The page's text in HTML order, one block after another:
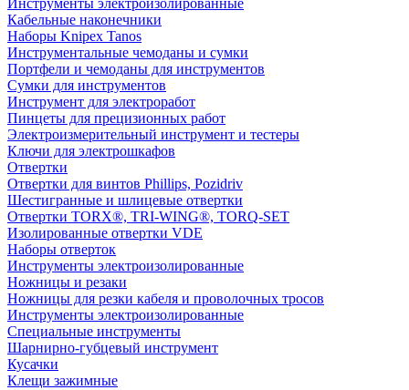
Инструменты электроизолированные
Кабельные наконечники
Наборы Knipex Tanos
Инструментальные чемоданы и сумки
Портфели и чемоданы для инструментов
Сумки для инструментов
Инструмент для электроработ
Пинцеты для прецизионных работ
Электроизмерительный инструмент и тестеры
Ключи для электрошкафов
Отвертки
Отвертки для винтов Phillips, Pozidriv
Шестигранные и шлицевые отвертки
Отвертки TORX®, TRI-WING®, TORQ-SET
Изолированные отвертки VDE
Наборы отверток
Инструменты электроизолированные
Ножницы и резаки
Ножницы для резки кабеля и проволочных тросов
Инструменты электроизолированные
Специальные инструменты
Шарнирно-губцевый инструмент
Кусачки
Клещи зажимные